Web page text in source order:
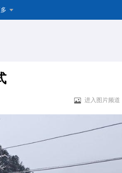
进入图片频道